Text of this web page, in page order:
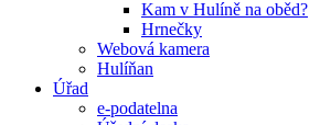
Kam v Hulíně na oběd?
Hrnečky
Webová kamera
Hulíňan
Úřad
e-podatelna